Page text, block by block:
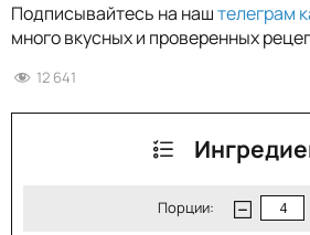
Подписывайтесь на наштелеграм
много вкусных и проверенных
12 641
Порции: